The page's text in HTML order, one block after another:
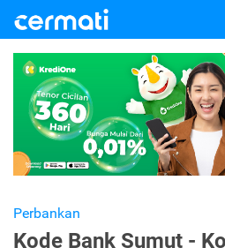
Perbankan
Kode Bank Sumut -